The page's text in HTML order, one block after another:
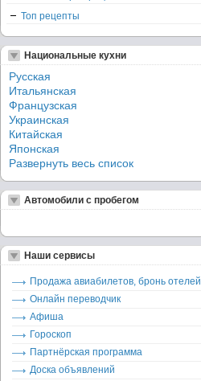
Топ рецепты
Национальные кухни
Русская
Итальянская
Французская
Украинская
Китайская
Японская
Развернуть весь список
Автомобили с пробегом
Наши сервисы
Продажа авиабилетов, бронь отелей
Онлайн переводчик
Афиша
Гороскоп
Партнёрская программа
Доска объявлений